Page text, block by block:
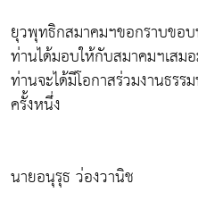
ยุวพุทธิกสมาคมฯขอกราบขอ
ท่านได้มอบให้กับสมาคมฯเสม
ท่านจะได้มีโอกาสร่วมงานธร
ครั้งหนึ่ง
นายอนุรุธ ว่องวานิช